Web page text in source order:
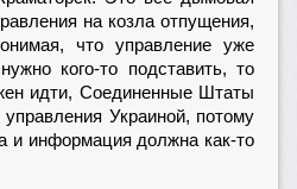
на козла отпущения,
что управление уже
кого-то подставить, то
идти, Соединенные Штаты
управления Украиной, потому
и информация должна как-то